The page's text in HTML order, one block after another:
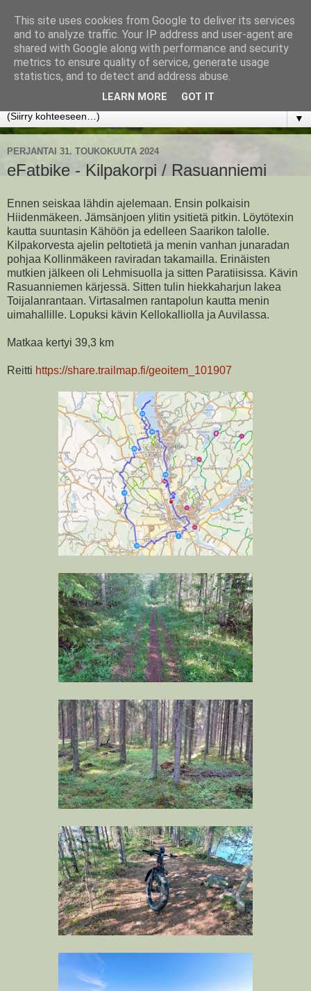
www.jyrkikokko.fi
Uusi Suunta - Jokainen hetki tarjoaa tilaisuuden muuttaa
▼
PERJANTAI 31. TOUKOKUUTA 2024
eFatbike - Kilpakorpi / Rasuanniemi
Ennen seiskaa lähdin ajelemaan. Ensin polkaisin
Hiidenmäkeen. Jämsänjoen ylitin ysitietä pitkin. Löytötexin
kautta suuntasin Kähöön ja edelleen Saarikon talolle.
Kilpakorvesta ajelin peltotietä ja menin vanhan junaradan
pohjaa Kollinmäkeen raviradan takamailla. Erinäisten
mutkien jälkeen oli Lehmisuolla ja sitten Paratiisissa. Kävin
Rasuanniemen kärjessä. Sitten tulin hiekkaharjun lakea
Toijalanrantaan. Virtasalmen rantapolun kautta menin
uimahallille. Lopuksi kävin Kellokalliolla ja Auvilassa.
Matkaa kertyi 39,3 km
Reitti https://share.trailmap.fi/geoitem_101907
This site uses cookies from Google to deliver its services
and to analyze traffic. Your IP address and user-agent are
shared with Google along with performance and security
metrics to ensure quality of service, generate usage
statistics, and to detect and address abuse.
LEARN MORE GOT IT